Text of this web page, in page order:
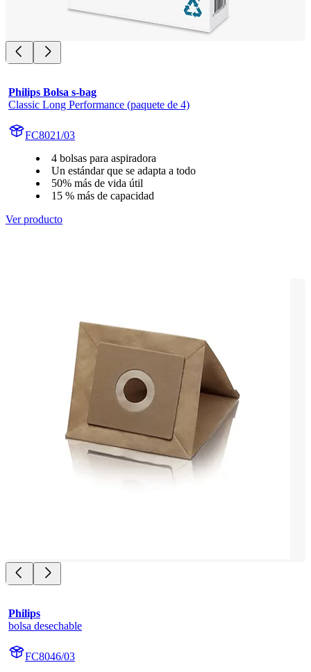
Philips Bolsa s-bag
Classic Long Performance (paquete de 4)
FC8021/03
4 bolsas para aspiradora
Un estándar que se adapta a todo
50% más de vida útil
15 % más de capacidad
Ver producto
Philips
bolsa desechable
FC8046/03